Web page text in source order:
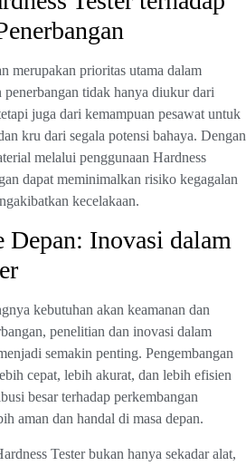
merupakan prioritas utama dalam
tidak hanya diukur dari
juga dari kemampuan pesawat untuk
kru dari segala potensi bahaya. Dengan
melalui penggunaan Hardness
dapat meminimalkan risiko kegagalan
kecelakaan.
Depan: Inovasi dalam
kebutuhan akan keamanan dan
penelitian dan inovasi dalam
semakin penting. Pengembangan
cepat, lebih akurat, dan lebih efisien
besar terhadap perkembangan
aman dan handal di masa depan.
Tester bukan hanya sekadar alat,